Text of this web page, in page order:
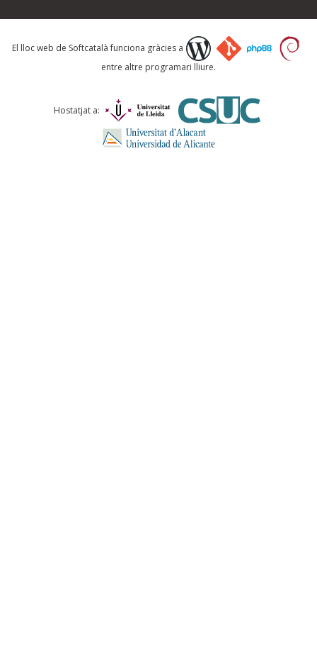
El lloc web de Softcatalà funciona gràcies a
entre altre programari lliure.
Hostatjat a: